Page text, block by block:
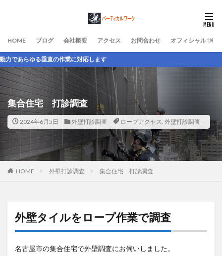
HOME ブログ 会社概要 アクセス お問合わせ オフィシャルサイ
に対応します
集合住宅 打診調査
2024年6月5日 外壁打診調査 ロープアクセス, 外壁打診調査
HOME 外壁打診調査 集合住宅 打診調査
外壁タイルをロープ作業で調査
名古屋市の集合住宅で外壁調査にお伺いしました。